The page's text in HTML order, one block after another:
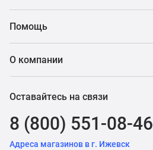
Помощь
О компании
Оставайтесь на связи
8 (800) 551-08-46
Адреса магазинов в г. Ижевск